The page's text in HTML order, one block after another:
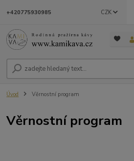
CZK
+420775930985
Úvod Věrnostní program
Věrnostní program